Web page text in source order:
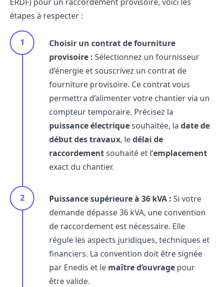
étapes à respecter :
Choisir un contrat de fourniture
provisoire : Sélectionnez un fournisseur
d’énergie et souscrivez un contrat de
fourniture provisoire. Ce contrat vous
permettra d’alimenter votre chantier via un
compteur temporaire. Précisez la
puissance électriquesouhaitée, la date de
début des travaux, ledélai de
raccordementsouhaité et l’emplacement
exact du chantier.
Puissance supérieure à 36 kVA : Si votre
demande dépasse 36 kVA, une convention
de raccordement est nécessaire. Elle
régule les aspects juridiques, techniques et
financiers. La convention doit être signée
par Enedis et le maître d’ouvrage pour
être valide.